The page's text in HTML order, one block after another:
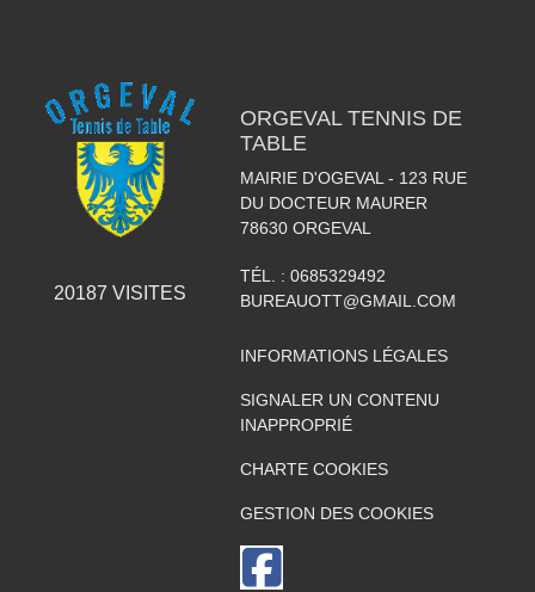
20187 VISITES
ORGEVAL TENNIS DE
TABLE
MAIRIE D'OGEVAL - 123 RUE
DU DOCTEUR MAURER
78630 ORGEVAL
TÉL. : 0685329492
BUREAUOTT@GMAIL.COM
INFORMATIONS LÉGALES
SIGNALER UN CONTENU
INAPPROPRIÉ
CHARTE COOKIES
GESTION DES COOKIES